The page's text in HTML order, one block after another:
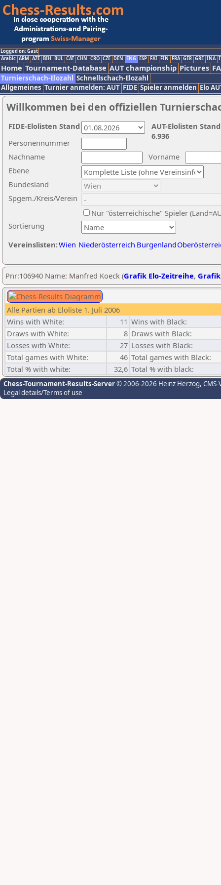
Logged on: Gast
Arabic ARM AZE BIH BUL CAT CHN CRO CZE DEN ENG ESP FAI FIN FRA GER GRE INA
Home Tournament-Database AUT championship Pictures
Turnierschach-Elozahl Schnellschach-Elozahl
Allgemeines Turnier anmelden: AUT FIDE Spieler anmelden Elo
Willkommen bei den offiziellen
Nachname
Vorname
Ebene
Sortierung
Personennummer
Bundesland
Spgem./Kreis/Verein
Nur "österreichische" Spieler
Vereinslisten:Wien Niederösterreich Burgenland
AUT-Elolisten
6.936
FIDE-Elolisten Stand
Pnr:106940 Name: Manfred Koeck (Grafik Elo-Zeitreihe,
Alle Partien ab Eloliste 1. Juli 2006
Wins with White:
11 Wins with Black:
Draws with White:
8 Draws with Black:
Losses with White:
27 Losses with Black:
Total games with White:
46 Total games with Black:
Total % with white:
32,6 Total % with black:
Chess-Tournament-Results-Server© 2006-2026 Heinz Herzog,
Legal details/Terms of use